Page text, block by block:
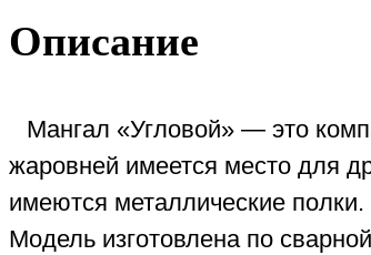
Описание
Мангал «Угловой» — это
жаровней имеется место для
имеются металлические полки.
Модель изготовлена по